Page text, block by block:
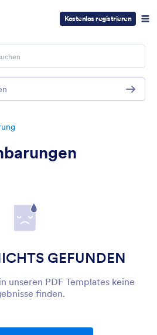
Kostenlos registrieren
GEFUNDEN
unseren PDF Templates keine
finden.